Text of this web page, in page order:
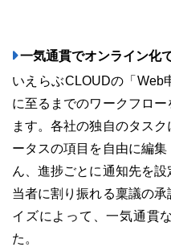
一気通貫でオンライン化
いえらぶCLOUDの「Web
に至るまでのワークフロ
ます。各社の独自のタス
ータスの項目を自由に編
ん、進捗ごとに通知先を
当者に割り振れる稟議の
イズによって、一気通貫
た。